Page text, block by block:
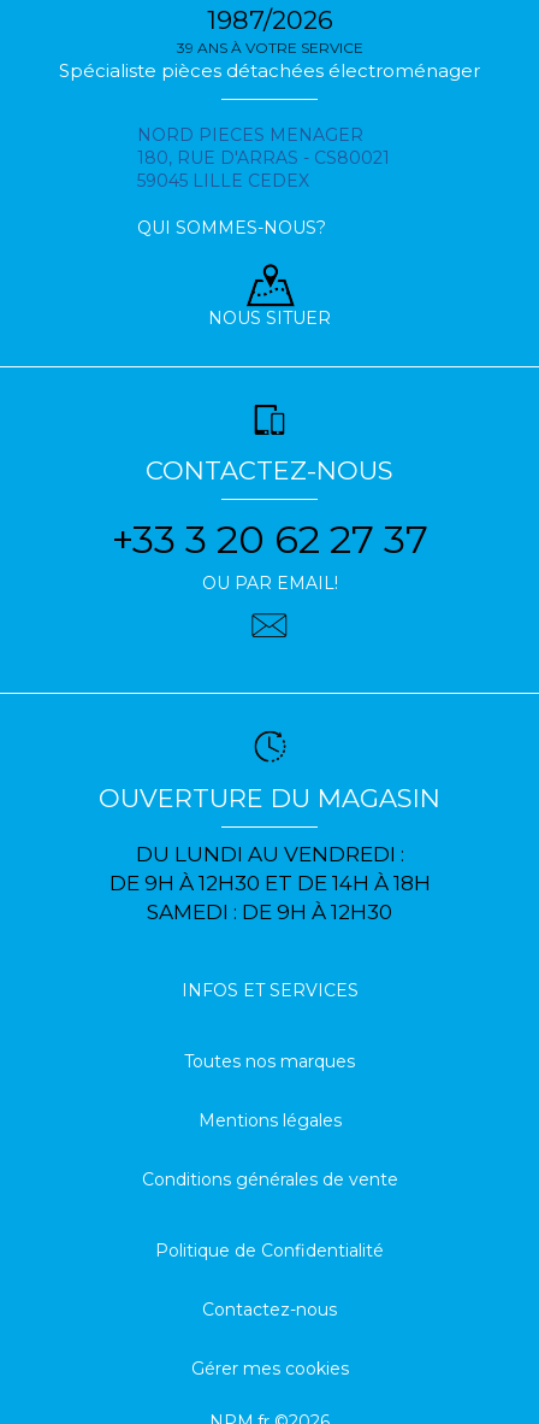
1987/2026
39 ANS À VOTRE SERVICE
Spécialiste pièces détachées électroménager
NORD PIECES MENAGER
180, RUE D'ARRAS - CS80021
59045 LILLE CEDEX
QUI SOMMES-NOUS?
NOUS SITUER
CONTACTEZ-NOUS
+33 3 20 62 27 37
OU PAR EMAIL!
OUVERTURE DU MAGASIN
DU LUNDI AU VENDREDI :
DE 9H À 12H30 ET DE 14H À 18H
SAMEDI : DE 9H À 12H30
INFOS ET SERVICES
Toutes nos marques
Mentions légales
Conditions générales de vente
Politique de Confidentialité
Contactez-nous
Gérer mes cookies